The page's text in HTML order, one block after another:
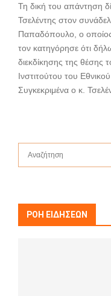
Τη δική του απάντηση
Τσελέντης στον
Παπαδόπουλο, ο
τον κατηγόρησε ότι
διεκδίκησης της θέσης
Ινστιτούτου του
Συγκεκριμένα ο κ.
f
ΡΟΗ ΕΙΔΗΣΕΩΝ